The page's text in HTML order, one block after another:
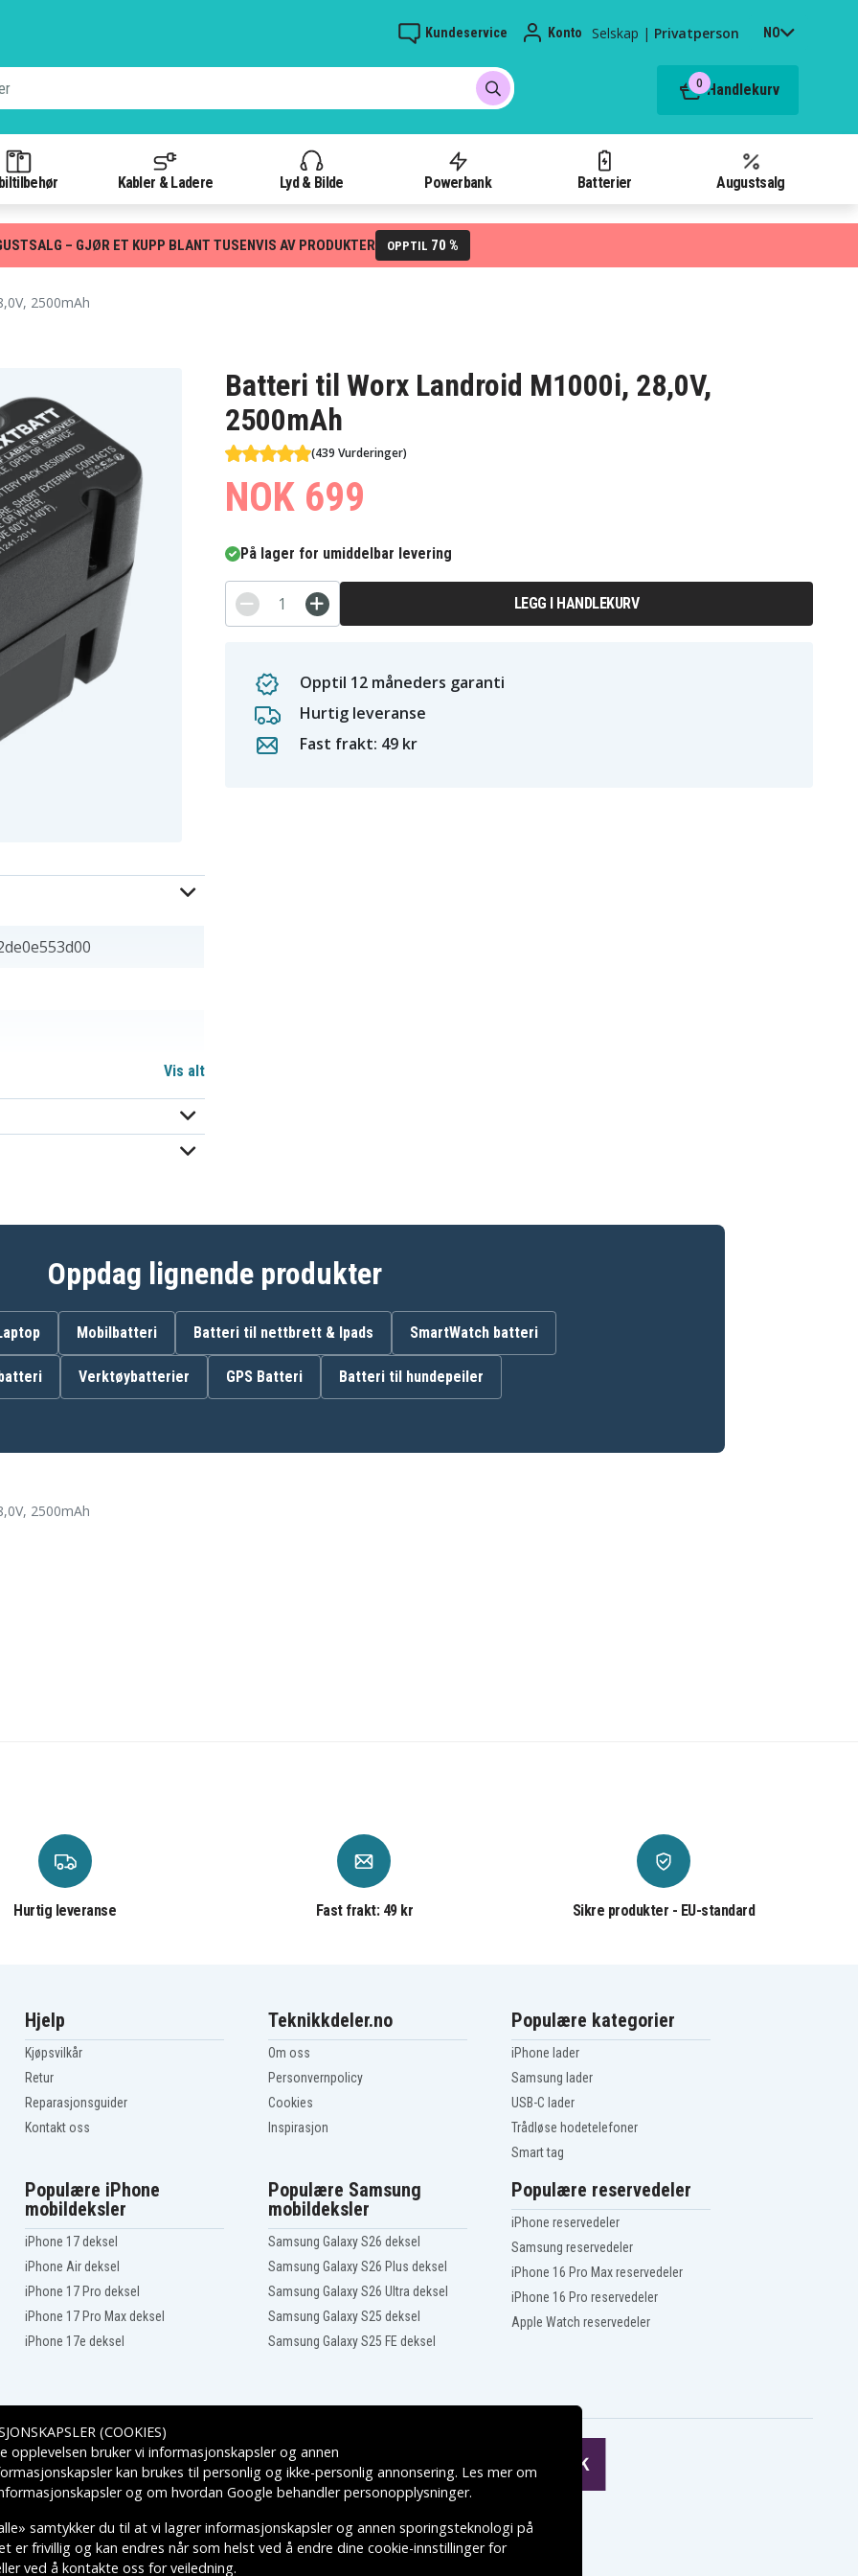
Kundeservice Konto Selskap | Privatperson NO
0 Handlekurv
Kabler & Ladere Lyd & Bilde Powerbank Batterier Augustsalg
– GJØR ET KUPP BLANT TUSENVIS AV PRODUKTER OPPTIL 70 %
2500mAh
Batteri til Worx Landroid M1000i, 28,0V,
2500mAh
(439 Vurderinger)
NOK 699
På lager for umiddelbar levering
LEGG I HANDLEKURV
Opptil 12 måneders garanti
Hurtig leveranse
Fast frakt: 49 kr
WA3565
Worx Landroid M500
Worx Landroid WG790E.1
Vis alt
Oppdag lignende produkter
Mobilbatteri Batteri til nettbrett & Ipads SmartWatch batteri
Verktøybatterier GPS Batteri Batteri til hundepeiler
2500mAh
Hurtig leveranse Fast frakt: 49 kr Sikre produkter - EU-standard
Hjelp
Kjøpsvilkår
Retur
Reparasjonsguider
Kontakt oss
Teknikkdeler.no
Om oss
Personvernpolicy
Cookies
Inspirasjon
Populære kategorier
iPhone lader
Samsung lader
USB-C lader
Trådløse hodetelefoner
Smart tag
Populære iPhone
mobildeksler
iPhone 17 deksel
iPhone Air deksel
iPhone 17 Pro deksel
iPhone 17 Pro Max deksel
iPhone 17e deksel
Populære Samsung
mobildeksler
Samsung Galaxy S26 deksel
Samsung Galaxy S26 Plus deksel
Samsung Galaxy S26 Ultra deksel
Samsung Galaxy S25 deksel
Samsung Galaxy S25 FE deksel
Populære reservedeler
iPhone reservedeler
Samsung reservedeler
iPhone 16 Pro Max reservedeler
iPhone 16 Pro reservedeler
Apple Watch reservedeler
Leveringsalternativer
(COOKIES)
opplevelsen bruker vi informasjonskapsler og annen
kan brukes til personlig og ikke-personlig annonsering. Les mer om
og om hvordan Google behandler personopplysninger.
samtykker du til at vi lagrer informasjonskapsler og annen sporingsteknologi på
er frivillig og kan endres når som helst ved å endre dine cookie-innstillinger for
ved å kontakte oss for veiledning.